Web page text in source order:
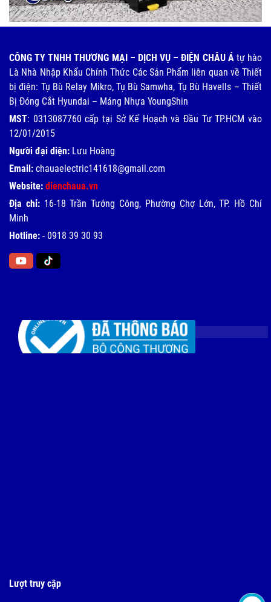
CÔNG TY TNHH THƯƠNG MẠI – DỊCH VỤ – ĐIỆN CHÂU Átự hào
Là Nhà Nhập Khẩu Chính Thức Các Sản Phẩm liên quan về Thiết
bị điện: Tụ Bù Relay Mikro, Tụ Bù Samwha, Tụ Bù Havells – Thiết
Bị Đóng Cắt Hyundai – Máng Nhựa YoungShin
MST: 0313087760 cấp tại Sở Kế Hoạch và Đầu Tư TP.HCM vào
12/01/2015
Người đại diện: Lưu Hoàng
Email: chauaelectric141618@gmail.com
Website: dienchaua.vn
Địa chỉ: 16-18 Trần Tướng Công, Phường Chợ Lớn, TP. Hồ Chí
Minh
Hotline: - 0918 39 30 93
Lượt truy cập